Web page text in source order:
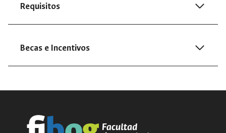
Requisitos
Becas e Incentivos